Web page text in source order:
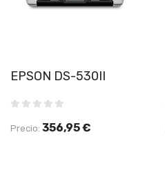
EPSON DS-530II
Precio: 356,95 €